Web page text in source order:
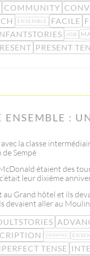
COMMUNITY
ENSEMBLE FACILE
JOB
PRESENT
ENSEMBLE :
la classe
Sempé
étaient des
leur dixième
au Grand hôtel et ils
devaient aller au
DRAWING
TENSE